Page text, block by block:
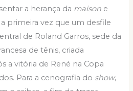
a herança da maison e
primeira vez que um desfile
de Roland Garros, sede da
de tênis, criada
a vitória de René na Copa
Para a cenografia do show,